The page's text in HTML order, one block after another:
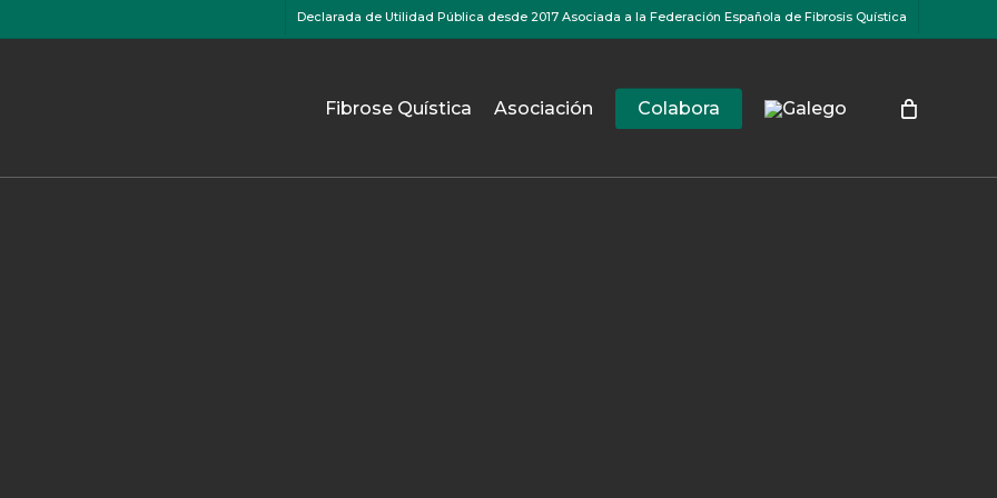
Declarada de Utilidad Pública desde 2017 Asociada a la Federación Española de Fibrosis Quística
Fibrose Quística Asociación Colabora